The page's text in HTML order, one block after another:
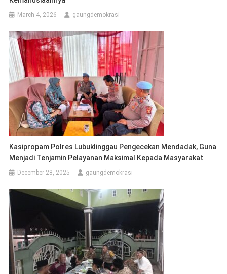
March 4, 2026 gaungdemokrasi
Kasipropam Polres Lubuklinggau Pengecekan Mendadak, Guna
Menjadi Tenjamin Pelayanan Maksimal Kepada Masyarakat
December 28, 2025 gaungdemokrasi